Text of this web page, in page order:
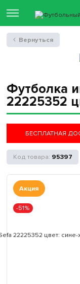
Футболка
22225352
БЕСПЛАТНАЯ
95397
Акция
-51%
Вернуться